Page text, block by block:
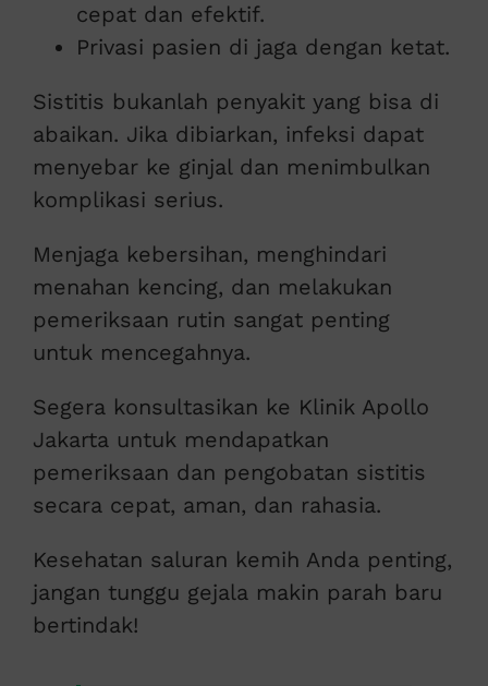
cepat dan efektif.
Privasi pasien di jaga dengan ketat.
Sistitis bukanlah penyakit yang bisa di
abaikan. Jika dibiarkan, infeksi dapat
menyebar ke ginjal dan menimbulkan
komplikasi serius.
Menjaga kebersihan, menghindari
menahan kencing, dan melakukan
pemeriksaan rutin sangat penting
untuk mencegahnya.
Segera konsultasikan ke Klinik Apollo
Jakarta untuk mendapatkan
pemeriksaan dan pengobatan sistitis
secara cepat, aman, dan rahasia.
Kesehatan saluran kemih Anda penting,
jangan tunggu gejala makin parah baru
bertindak!